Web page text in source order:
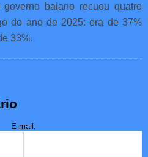
baiano recuou quatro
do ano de 2025: era de 37%
33%.
E-mail: